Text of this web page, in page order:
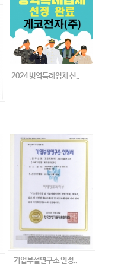
2024 병역특례업체 선..
기업부설연구소 인정..